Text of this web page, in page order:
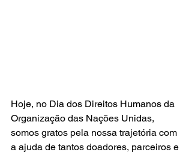
Hoje, no Dia dos Direitos Humanos da
Organização das Nações Unidas,
somos gratos pela nossa trajetória com
a ajuda de tantos doadores, parceiros e